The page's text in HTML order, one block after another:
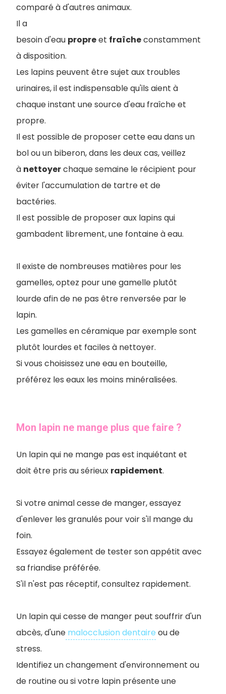
comparé à d'autres animaux.
Il a
besoin d'eau propreet fraîcheconstamment
à disposition.
Les lapins peuvent être sujet aux troubles
urinaires, il est indispensable qu'ils aient à
chaque instant une source d'eau fraîche et
propre.
Il est possible de proposer cette eau dans un
bol ou un biberon, dans les deux cas, veillez
à nettoyerchaque semaine le récipient pour
éviter l'accumulation de tartre et de
bactéries.
Il est possible de proposer aux lapins qui
gambadent librement, une fontaine à eau.
Il existe de nombreuses matières pour les
gamelles, optez pour une gamelle plutôt
lourde afin de ne pas être renversée par le
lapin.
Les gamelles en céramique par exemple sont
plutôt lourdes et faciles à nettoyer.
Si vous choisissez une eau en bouteille,
préférez les eaux les moins minéralisées.
Mon lapin ne mange plus que faire ?
Un lapin qui ne mange pas est inquiétant et
doit être pris au sérieux rapidement.
Si votre animal cesse de manger, essayez
d'enlever les granulés pour voir s'il mange du
foin.
Essayez également de tester son appétit avec
sa friandise préférée.
S'il n'est pas réceptif, consultez rapidement.
Un lapin qui cesse de manger peut souffrir d'un
abcès, d'une malocclusion dentaire ou de
stress.
Identifiez un changement d'environnement ou
de routine ou si votre lapin présente une